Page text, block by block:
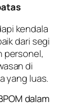
kendala
dari segi
personel,
di
yang luas.
dalam